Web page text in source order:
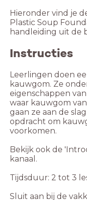
Hieronder vind je
Plastic Soup
handleiding uit de
Instructies
Leerlingen doen
kauwgom. Ze
eigenschappen
waar kauwgom
gaan ze aan de
opdracht om
voorkomen.
Bekijk ook de
kanaal.
Tijdsduur: 2 tot 3
Sluit aan bij de